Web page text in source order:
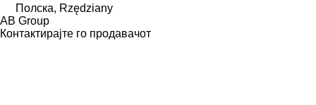
Полска, Rzędziany
AB Group
Контактирајте го продавачот